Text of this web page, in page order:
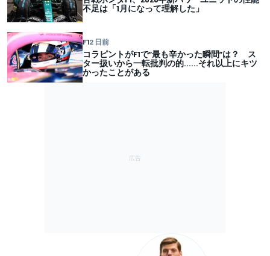
不足は「1月になって理解した」
F12 日前
コラピントがF1で”最も辛かった瞬間”は？ ス
ター扱いから一転批判の的……それ以上にキツ
かったことがある